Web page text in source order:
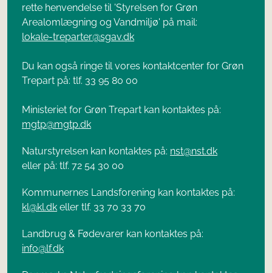
rette henvendelse til 'Styrelsen for Grøn
Arealomlægning og Vandmiljø' på mail:
lokale-treparter@sgav.dk
Du kan også ringe til vores kontaktcenter for Grøn
Trepart på: tlf. 33 95 80 00
Ministeriet for Grøn Trepart kan kontaktes på:
mgtp@mgtp.dk
Naturstyrelsen kan kontaktes på: nst@nst.dk
eller på: tlf. 72 54 30 00
Kommunernes Landsforening kan kontaktes på:
kl@kl.dk eller tlf. 33 70 33 70
Landbrug & Fødevarer kan kontaktes på:
info@lf.dk